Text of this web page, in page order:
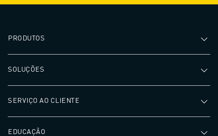
PRODUTOS
SOLUÇÕES
SERVIÇO AO CLIENTE
EDUCAÇÃO